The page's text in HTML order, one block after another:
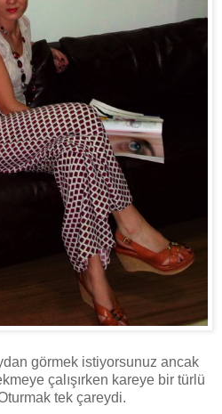
görmek istiyorsunuz ancak
çalışırken kareye bir türlü
tek çareydi.